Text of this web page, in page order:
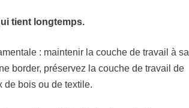
tient longtemps.
: maintenir la couche de travail à sa
border, préservez la couche de travail de
de bois ou de textile.